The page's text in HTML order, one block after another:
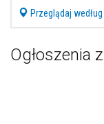
Przeglądaj
Ogłoszenia